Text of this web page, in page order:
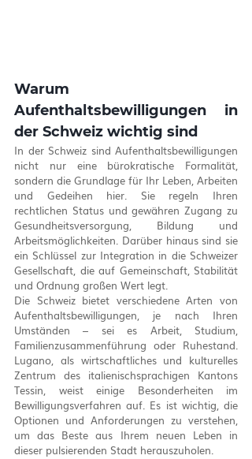
Warum
Aufenthaltsbewilligungen in
der Schweiz wichtig sind
In der Schweiz sind Aufenthaltsbewilligungen
nicht nur eine bürokratische Formalität,
sondern die Grundlage für Ihr Leben, Arbeiten
und Gedeihen hier. Sie regeln Ihren
rechtlichen Status und gewähren Zugang zu
Gesundheitsversorgung, Bildung und
Arbeitsmöglichkeiten. Darüber hinaus sind sie
ein Schlüssel zur Integration in die Schweizer
Gesellschaft, die auf Gemeinschaft, Stabilität
und Ordnung großen Wert legt.
Die Schweiz bietet verschiedene Arten von
Aufenthaltsbewilligungen, je nach Ihren
Umständen – sei es Arbeit, Studium,
Familienzusammenführung oder Ruhestand.
Lugano, als wirtschaftliches und kulturelles
Zentrum des italienischsprachigen Kantons
Tessin, weist einige Besonderheiten im
Bewilligungsverfahren auf. Es ist wichtig, die
Optionen und Anforderungen zu verstehen,
um das Beste aus Ihrem neuen Leben in
dieser pulsierenden Stadt herauszuholen.